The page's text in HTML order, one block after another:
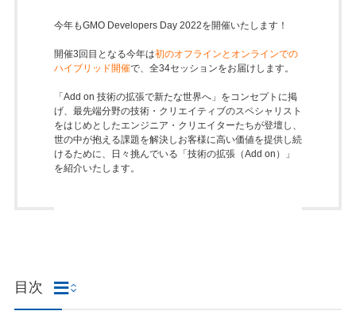
今年もGMO Developers Day 2022を開催いたします！
開催3回目となる今年は初のオフラインとオンラインでの
ハイブリッド開催で、全34セッションをお届けします。
「Add on 技術の拡張で新たな世界へ」をコンセプトに掲
げ、最先端分野の技術・クリエイティブのスペシャリスト
をはじめとしたエンジニア・クリエイターたちが登壇し、
世の中が抱える課題を解決しお客様に高い価値を提供し続
けるために、日々挑んでいる「技術の拡張（Add on）」
を紹介いたします。
目次